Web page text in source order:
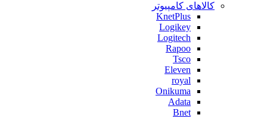
کالاهای کامپیوتر
KnetPlus
Logikey
Logitech
Rapoo
Tsco
Eleven
royal
Onikuma
Adata
Bnet